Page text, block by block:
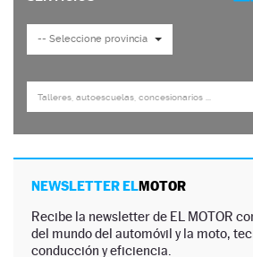
NEWSLETTER ELMOTOR
Recibe la newsletter de EL MOTOR
del mundo del automóvil y la moto,
conducción y eficiencia.